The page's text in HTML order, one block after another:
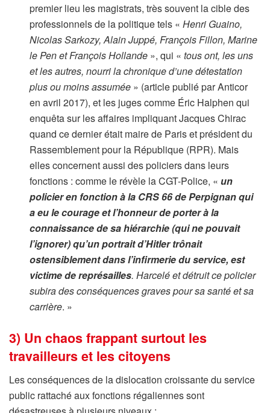
premier lieu les magistrats, très souvent la cible des
professionnels de la politique tels «Henri Guaino,
Nicolas Sarkozy, Alain Juppé, François Fillon, Marine
le Pen et François Hollande », qui «tous ont, les uns
et les autres, nourri la chronique d’une détestation
plus ou moins assumée » (article publié par Anticor
en avril 2017), et les juges comme Éric Halphen qui
enquêta sur les affaires impliquant Jacques Chirac
quand ce dernier était maire de Paris et président du
Rassemblement pour la République (RPR). Mais
elles concernent aussi des policiers dans leurs
fonctions : comme le révèle la CGT-Police, «un
policier en fonction à la CRS 66 de Perpignan qui
a eu le courage et l’honneur de porter à la
connaissance de sa hiérarchie (qui ne pouvait
l’ignorer) qu’un portrait d’Hitler trônait
ostensiblement dans l’infirmerie du service, est
victime de représailles. Harcelé et détruit ce policier
subira des conséquences graves pour sa santé et sa
carrière. »
3) Un chaos frappant surtout les
travailleurs et les citoyens
Les conséquences de la dislocation croissante du service
public rattaché aux fonctions régaliennes sont